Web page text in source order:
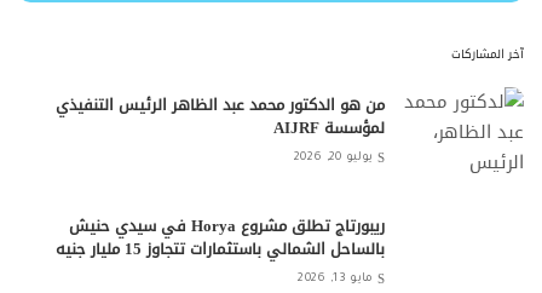
آخر المشاركات
من هو الدكتور محمد عبد الظاهر الرئيس التنفيذي
لمؤسسة AIJRF
يوليو 20, 2026
ريبورتاج تطلق مشروع Horya في سيدي حنيش
بالساحل الشمالي باستثمارات تتجاوز 15 مليار جنيه
مايو 13, 2026